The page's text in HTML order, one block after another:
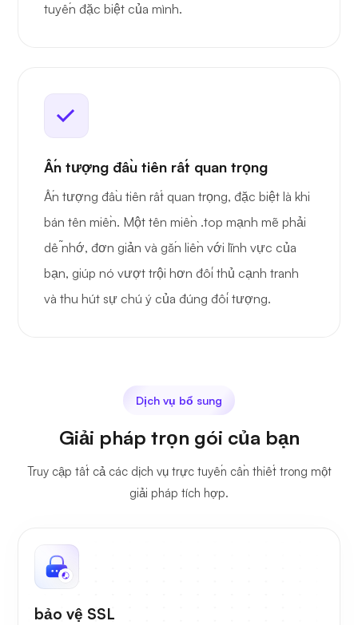
tuyến đặc biệt của mình.
Ấn tượng đầu tiên rất quan trọng
Ấn tượng đầu tiên rất quan trọng, đặc biệt là khi
bán tên miền. Một tên miền .top mạnh mẽ phải
dễ nhớ, đơn giản và gắn liền với lĩnh vực của
bạn, giúp nó vượt trội hơn đối thủ cạnh tranh
và thu hút sự chú ý của đúng đối tượng.
Dịch vụ bổ sung
Giải pháp trọn gói của bạn
Truy cập tất cả các dịch vụ trực tuyến cần thiết trong một
giải pháp tích hợp.
bảo vệ SSL